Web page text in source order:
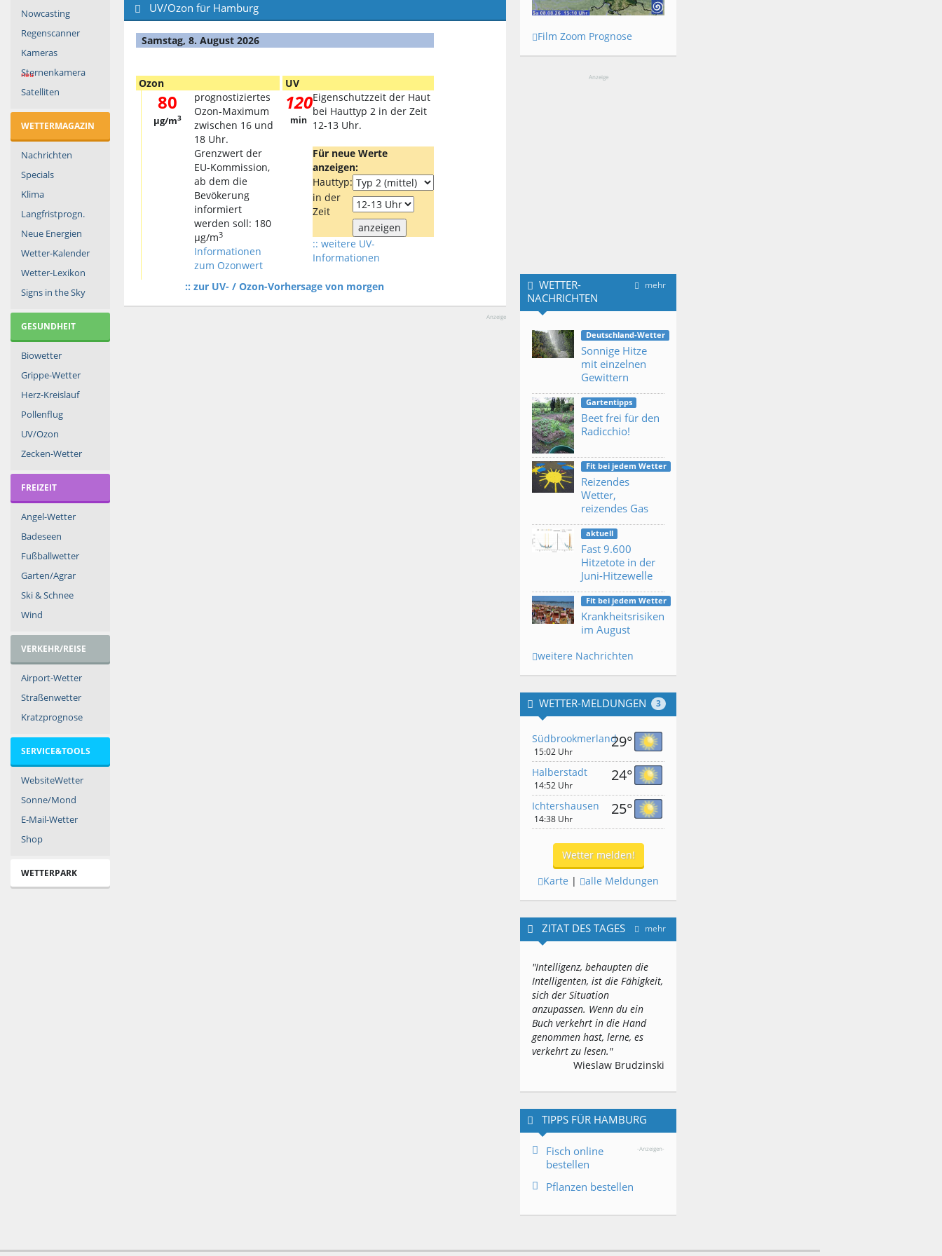
Nowcasting
Regenscanner
Kameras
Sternenkamera
neu
Satelliten
WETTERMAGAZIN
Nachrichten
Specials
Klima
Langfristprogn.
Neue Energien
Wetter-Kalender
Wetter-Lexikon
Signs in the Sky
GESUNDHEIT
Biowetter
Grippe-Wetter
Herz-Kreislauf
Pollenflug
UV/Ozon
Zecken-Wetter
FREIZEIT
Angel-Wetter
Badeseen
Fußballwetter
Garten/Agrar
Ski & Schnee
Wind
VERKEHR/REISE
Airport-Wetter
Straßenwetter
Kratzprognose
SERVICE&TOOLS
WebsiteWetter
Sonne/Mond
E-Mail-Wetter
Shop
WETTERPARK
UV/Ozon für Hamburg
Samstag, 8. August 2026
Ozon
80
µg/m3
prognostiziertes
Ozon-Maximum
zwischen 16 und
18 Uhr.
Grenzwert der
EU-Kommission,
ab dem die
Bevökerung
informiert
werden soll: 180
µg/m3
Informationen
zum Ozonwert
UV
120
min
Eigenschutzzeit der Haut
bei Hauttyp 2 in der Zeit
12-13 Uhr.
Für neue Werte
anzeigen:
Hauttyp:
in der
Zeit
:: weitere UV-
Informationen
:: zur UV- / Ozon-Vorhersage von morgen
Anzeige
Film Zoom Prognose
Anzeige
mehr
WETTER-
NACHRICHTEN
Deutschland-Wetter
Sonnige Hitze
mit einzelnen
Gewittern
Gartentipps
Beet frei für den
Radicchio!
Fit bei jedem Wetter
Reizendes
Wetter,
reizendes Gas
aktuell
Fast 9.600
Hitzetote in der
Juni-Hitzewelle
Fit bei jedem Wetter
Krankheitsrisiken
im August
weitere Nachrichten
3
WETTER-MELDUNGEN
Südbrookmerland
15:02 Uhr
29°
Halberstadt
14:52 Uhr
24°
Ichtershausen
14:38 Uhr
25°
Wetter melden!
Karte | alle Meldungen
mehr
ZITAT DES TAGES
"Intelligenz, behaupten die
Intelligenten, ist die Fähigkeit,
sich der Situation
anzupassen. Wenn du ein
Buch verkehrt in die Hand
genommen hast, lerne, es
verkehrt zu lesen."
Wieslaw Brudzinski
TIPPS FÜR HAMBURG
-Anzeigen-
Fisch online
bestellen
Pflanzen bestellen